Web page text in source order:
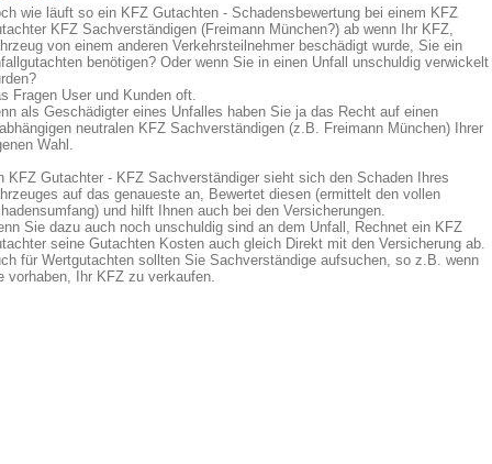
wie läuft so ein KFZ Gutachten - Schadensbewertung bei einem KFZ
KFZ Sachverständigen (Freimann München?) ab wenn Ihr KFZ,
von einem anderen Verkehrsteilnehmer beschädigt wurde, Sie ein
benötigen? Oder wenn Sie in einen Unfall unschuldig verwickelt
Fragen User und Kunden oft.
als Geschädigter eines Unfalles haben Sie ja das Recht auf einen
neutralen KFZ Sachverständigen (z.B. Freimann München) Ihrer
Wahl.
KFZ Gutachter - KFZ Sachverständiger sieht sich den Schaden Ihres
auf das genaueste an, Bewertet diesen (ermittelt den vollen
und hilft Ihnen auch bei den Versicherungen.
Sie dazu auch noch unschuldig sind an dem Unfall, Rechnet ein KFZ
seine Gutachten Kosten auch gleich Direkt mit den Versicherung ab.
für Wertgutachten sollten Sie Sachverständige aufsuchen, so z.B. wenn
vorhaben, Ihr KFZ zu verkaufen.